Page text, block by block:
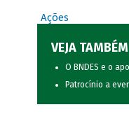
Ações
VEJA TAMBÉM
O BNDES e o
Patrocínio a